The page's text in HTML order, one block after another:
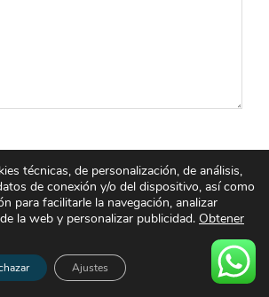
*
técnicas, de personalización, de análisis,
de conexión y/o del dispositivo, así como
para facilitarle la navegación, analizar
la web y personalizar publicidad. Obtener
Ajustes